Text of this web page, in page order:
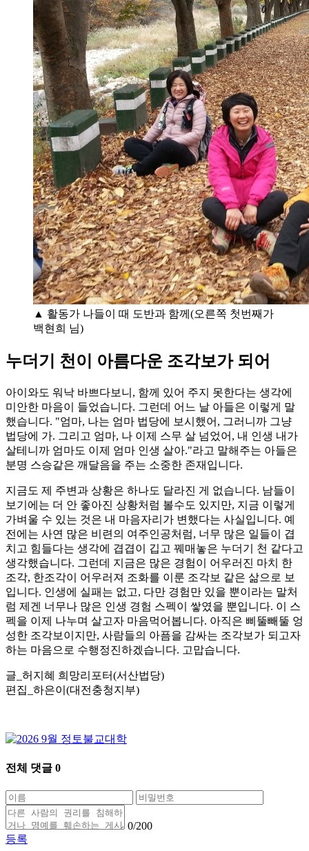
▲ 활동가 나들이 때 도반과 함께(오른쪽 첫번째가
백현희 님)
누더기 천이 아름다운 조각보가 되어
아이와도 워낙 바쁘다보니, 함께 있어 주지 못한다는 생각에
미안한 마음이 들었습니다. 그런데 어느 날 아들은 이렇게 말
했습니다. "엄마, 나는 엄마 법당에 보시했어, 그러니까 그냥
법당에 가. 그리고 엄마, 나 이제 스무 살 넘었어, 내 인생 내가
살테니까 엄마도 이제 엄마 인생 살아."라고 말해주는 아들은
분명 스승같은 깨달음을 주는 소중한 존재입니다.
지금도 제 주변과 상황은 하나도 달라진 게 없습니다. 남들이
보기에는 더 안 좋아진 상황처럼 볼수도 있지만, 지금 이렇게
가벼울 수 있는 것은 내 마음자리가 변했다는 사실입니다. 예
전에는 사연 많은 비련의 여주인공처럼, 너무 많은 일들이 겹
치고 힘들다는 생각에 겹겹이 깁고 꿰매놓은 누더기 천 같다고
생각했습니다. 그런데 지금은 많은 경험이 어우러진 마치 한
조각, 한조각이 어우러져 조화를 이룬 조각보 같은 삶으로 보
입니다. 인생에 실패는 없고, 다만 경험만 있을 뿐이라는 말처
럼 제겐 너무나 많은 인생 경험 스펙이 쌓였을 뿐입니다. 이 스
펙을 이제 나누며 살고자 마음먹어봅니다. 아직은 삐뚤빼뚤 엉
성한 조각보이지만, 사람들의 아픔을 감싸는 조각보가 되고자
하는 마음으로 수행정진하겠습니다. 고맙습니다.
글_허지혜 희망리포터(서산법당)
편집_하은이(대전충청지부)
전체 댓글 0
0/200
등록